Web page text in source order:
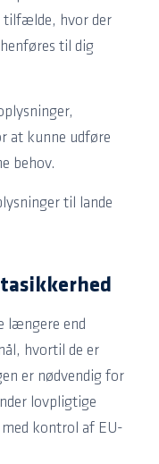
tilfælde, hvor der
til dig
at kunne udføre
behov.
til lande
længere end
hvortil de er
er nødvendig for
lovpligtige
kontrol af EU-